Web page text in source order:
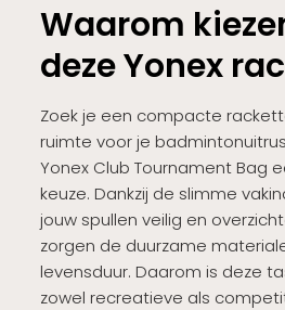
Waarom
deze Yonex
Zoek je een compacte
ruimte voor je
Yonex Club Tournament Bag
keuze. Dankzij de slimme
jouw spullen veilig en
zorgen de duurzame
levensduur. Daarom is deze
zowel recreatieve als